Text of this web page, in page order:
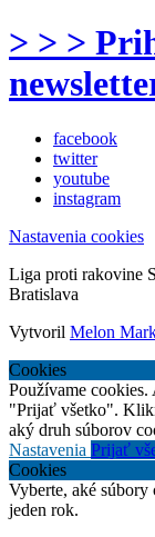
> > >
facebook
twitter
youtube
instagram
Nastavenia cookies
Liga proti rakovine
Bratislava
Vytvoril Melon
Cookies
Používame
"Prijať všetko".
aký druh súborov
Nastavenia Prijať
Cookies
Vyberte, aké
jeden rok.